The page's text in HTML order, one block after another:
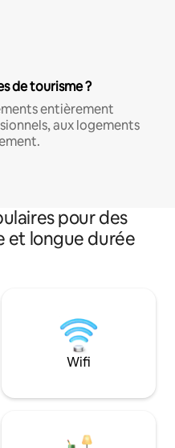
de tourisme ?
entièrement
aux logements
pour des
et longue durée
Wifi